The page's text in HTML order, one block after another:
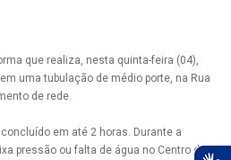
que realiza, nesta quinta-feira (04),
uma tubulação de médio porte, na Rua
de rede.
em até 2 horas. Durante a
pressão ou falta de água no Centro da